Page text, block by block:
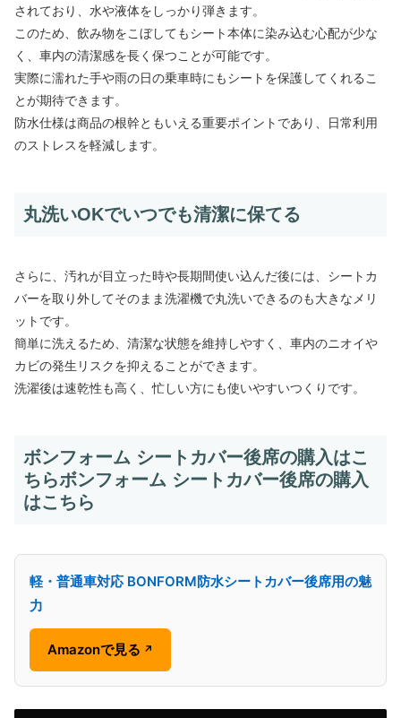
されており、水や液体をしっかり弾きます。
このため、飲み物をこぼしてもシート本体に染み込む心配が少な
く、車内の清潔感を長く保つことが可能です。
実際に濡れた手や雨の日の乗車時にもシートを保護してくれるこ
とが期待できます。
防水仕様は商品の根幹ともいえる重要ポイントであり、日常利用
のストレスを軽減します。
丸洗いOKでいつでも清潔に保てる
さらに、汚れが目立った時や長期間使い込んだ後には、シートカ
バーを取り外してそのまま洗濯機で丸洗いできるのも大きなメリ
ットです。
簡単に洗えるため、清潔な状態を維持しやすく、車内のニオイや
カビの発生リスクを抑えることができます。
洗濯後は速乾性も高く、忙しい方にも使いやすいつくりです。
ボンフォーム シートカバー後席の購入はこ
ちらボンフォーム シートカバー後席の購入
はこちら
軽・普通車対応 BONFORM防水シートカバー後席用の魅
力
Amazonで見る ↗